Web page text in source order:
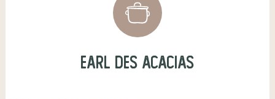
earl des acacias